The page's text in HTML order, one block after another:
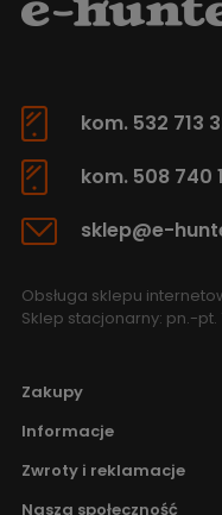
kom. 532 713
kom. 508 740
sklep@e-
Obsługa sklepu
Sklep stacjonarny: pn.-pt.
Zakupy
Informacje
Zwroty i reklamacje
Nasza społeczność